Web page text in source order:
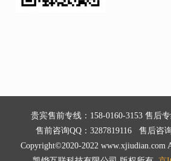
贵宾售前专线：158-0160-3153 售后
售前咨询QQ：3287819116 售后咨
Copyright©2020-2022 www.xjiudian.com